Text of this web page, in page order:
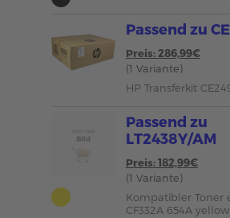
Passend zu
Preis: 286,99€
(1 Variante)
HP Transferkit
Passend zu
LT2438Y/AM
Preis: 182,99€
(1 Variante)
Kompatibler Toner
CF332A 654A yellow